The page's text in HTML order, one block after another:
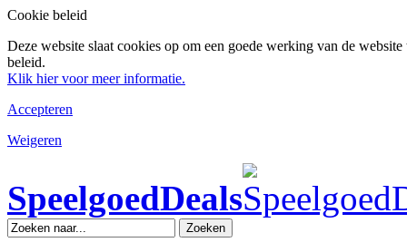
Cookie beleid
Deze website slaat cookies op om een goede werking van de
beleid.
Klik hier voor meer informatie.
Accepteren
Weigeren
SpeelgoedDeals
Zoeken